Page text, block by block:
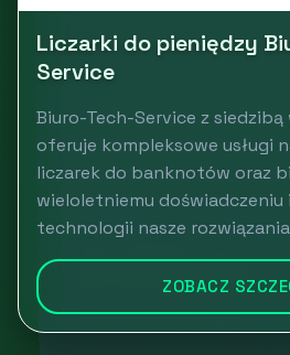
Liczarki do pieniędzy
Service
Biuro-Tech-Service z siedzibą
oferuje kompleksowe usługi
liczarek do banknotów oraz
wieloletniemu doświadczeniu
technologii nasze
ZOBACZ